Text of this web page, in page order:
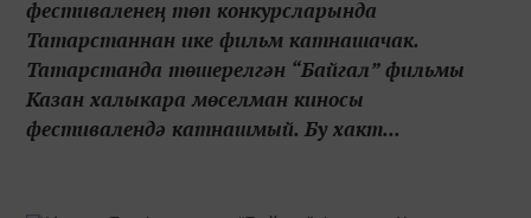
фестиваленең төп конкурсларында
Татарстаннан ике фильм катнашачак.
Татарстанда төшерелгән “Байгал” фильмы
Казан халыкара мөселман киносы
фестивалендә катнашмый. Бу хакт...